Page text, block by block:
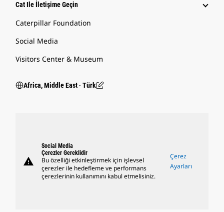
Cat Ile İletişime Geçin
Caterpillar Foundation
Social Media
Visitors Center & Museum
Africa, Middle East ‧ Türk
warning
Social Media
Çerezler Gereklidir
Bu özelliği etkinleştirmek için işlevsel
çerezler ile hedefleme ve performans
çerezlerinin kullanımını kabul etmelisiniz.
Çerez
Ayarları